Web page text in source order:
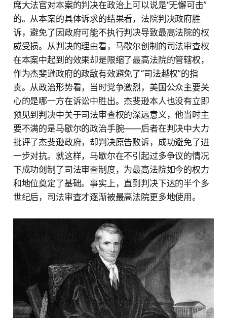
席大法官对本案的判决在政治上可以说是“无懈可击”
的。从本案的具体诉求的结果看，法院判决政府胜
诉，避免了因政府可能不执行判决导致最高法院的权
威受损。从判决的理由看，马歇尔创制的司法审查权
在本案中起到的效果却是限缩了最高法院的管辖权，
作为杰斐逊政府的政敌有效避免了“司法越权”的指
责。从政治形势看，当时党争激烈，美国公众主要关
心的是哪一方在诉讼中胜出。杰斐逊本人也没有立即
预见到判决中关于司法审查权的深远意义，他当时主
要不满的是马歇尔的政治手腕——后者在判决中大力
批评了杰斐逊政府，却判决原告败诉，成功避免了进
一步对抗。就这样，马歇尔在不引起过多争议的情况
下成功创制了司法审查制度，为最高法院如今的权力
和地位奠定了基础。事实上，直到判决下达的半个多
世纪后，司法审查才逐渐被最高法院更多地使用。